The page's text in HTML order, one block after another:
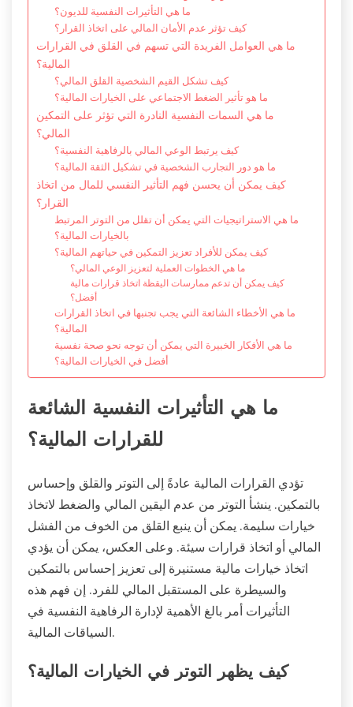
ما هي التأثيرات النفسية للديون؟
كيف تؤثر عدم الأمان المالي على اتخاذ القرار؟
ما هي العوامل الفريدة التي تسهم في القلق في القرارات
المالية؟
كيف تشكل القيم الشخصية القلق المالي؟
ما هو تأثير الضغط الاجتماعي على الخيارات المالية؟
ما هي السمات النفسية النادرة التي تؤثر على التمكين
المالي؟
كيف يرتبط الوعي المالي بالرفاهية النفسية؟
ما هو دور التجارب الشخصية في تشكيل الثقة المالية؟
كيف يمكن أن يحسن فهم التأثير النفسي للمال من اتخاذ
القرار؟
ما هي الاستراتيجيات التي يمكن أن تقلل من التوتر المرتبط
بالخيارات المالية؟
كيف يمكن للأفراد تعزيز التمكين في حياتهم المالية؟
ما هي الخطوات العملية لتعزيز الوعي المالي؟
كيف يمكن أن تدعم ممارسات اليقظة اتخاذ قرارات مالية
أفضل؟
ما هي الأخطاء الشائعة التي يجب تجنبها في اتخاذ القرارات
المالية؟
ما هي الأفكار الخبيرة التي يمكن أن توجه نحو صحة نفسية
أفضل في الخيارات المالية؟
ما هي التأثيرات النفسية الشائعة
للقرارات المالية؟
تؤدي القرارات المالية عادةً إلى التوتر والقلق وإحساس
بالتمكين. ينشأ التوتر من عدم اليقين المالي والضغط لاتخاذ
خيارات سليمة. يمكن أن ينبع القلق من الخوف من الفشل
المالي أو اتخاذ قرارات سيئة. وعلى العكس، يمكن أن يؤدي
اتخاذ خيارات مالية مستنيرة إلى تعزيز إحساس بالتمكين
والسيطرة على المستقبل المالي للفرد. إن فهم هذه
التأثيرات أمر بالغ الأهمية لإدارة الرفاهية النفسية في
السياقات المالية.
كيف يظهر التوتر في الخيارات المالية؟